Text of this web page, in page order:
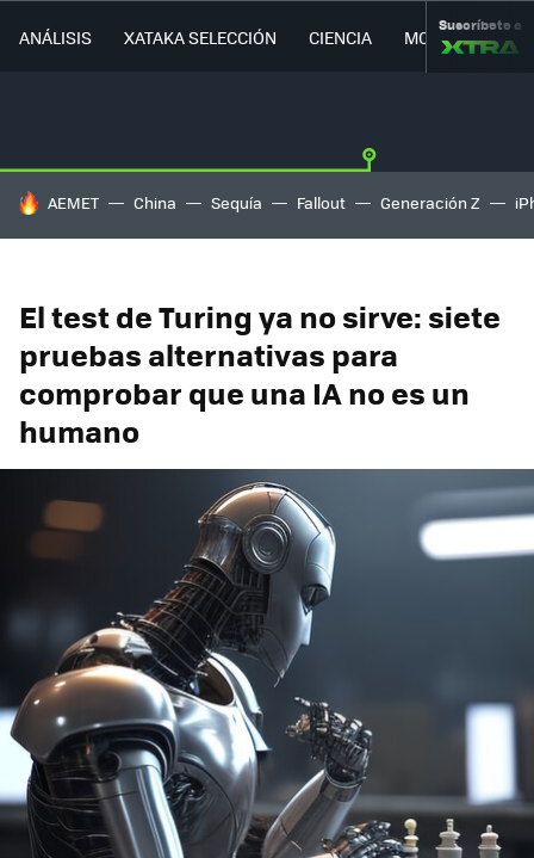
ANÁLISIS XATAKA SELECCIÓN CIENCIA MOVILIDAD
Suscríbete a
HOY SE HABLA DE
AEMET China Sequía Fallout Generación Z
El test de Turing ya no sirve: siete
pruebas alternativas para
comprobar que una IA no es un
humano